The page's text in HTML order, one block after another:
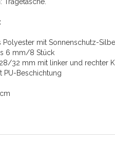
mit Sonnenschutz-
6 mm/8 Stück
32 mm mit linker und rechter
PU-Beschichtung